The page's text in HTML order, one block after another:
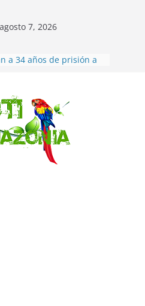
7, 2026
a 34 años de prisión a
arquero sensación de
ya llegó para
a Colo Colo de Chile
parroquia Diez de
a su nueva reina por
de sueño”: una alerta